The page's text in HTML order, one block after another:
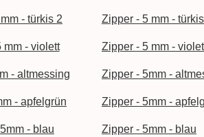
Zipper - 5 mm -
Zipper - 5 mm -
Zipper - 5mm -
Zipper - 5mm -
Zipper - 5mm - blau